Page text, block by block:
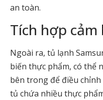
an toàn.
Tích hợp
Ngoài ra, tủ lạnh
biến thực phẩm, có thể
bên trong để điều
tủ chứa nhiều thực